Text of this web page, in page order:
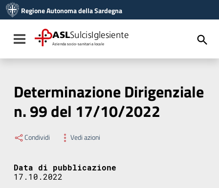
Vai al menu di navigazione
Vai al footer
Regione Autonoma della Sardegna
Toggle navigation
ASLSulcisIglesiente
Azienda socio-sanitaria locale
Determinazione Dirigenziale
n. 99 del 17/10/2022
Condividi Vedi azioni
Data di pubblicazione
17.10.2022